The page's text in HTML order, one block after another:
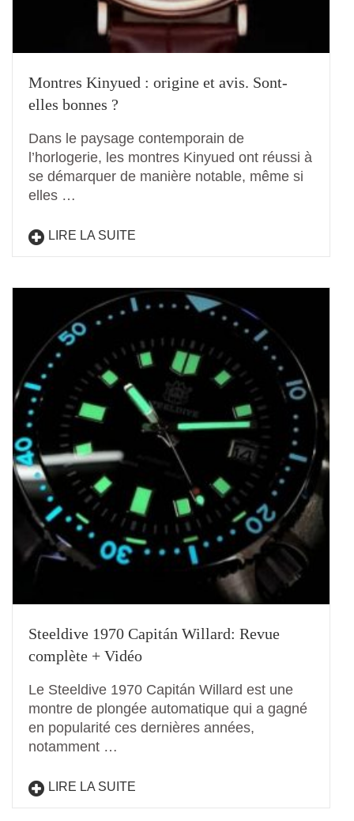
Montres Kinyued : origine et avis. Sont-
elles bonnes ?
Dans le paysage contemporain de
l’horlogerie, les montres Kinyued ont réussi à
se démarquer de manière notable, même si
elles …
LIRE LA SUITE
Steeldive 1970 Capitán Willard: Revue
complète + Vidéo
Le Steeldive 1970 Capitán Willard est une
montre de plongée automatique qui a gagné
en popularité ces dernières années,
notamment …
LIRE LA SUITE